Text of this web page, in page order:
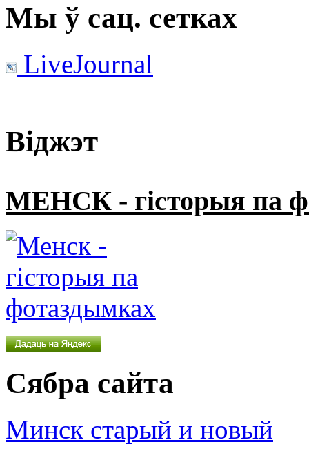
Мы ў сац. сетках
LiveJournal
Віджэт
МЕНСК - гісторыя па
Сябра сайта
Минск старый и новый